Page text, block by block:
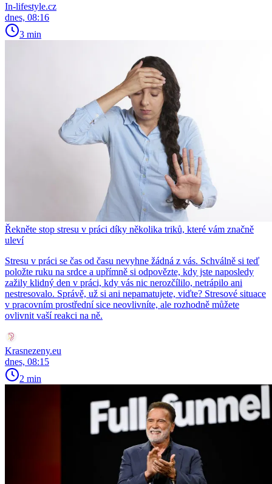
In-lifestyle.cz
dnes, 08:16
3 min
Řekněte stop stresu v práci díky několika triků, které vám značně
uleví
Stresu v práci se čas od času nevyhne žádná z vás. Schválně si teď
položte ruku na srdce a upřímně si odpovězte, kdy jste naposledy
zažily klidný den v práci, kdy vás nic nerozčílilo, netrápilo ani
nestresovalo. Správě, už si ani nepamatujete, viďte? Stresové situace
v pracovním prostřední sice neovlivníte, ale rozhodně můžete
ovlivnit vaší reakci na ně.
Krasnezeny.eu
dnes, 08:15
2 min